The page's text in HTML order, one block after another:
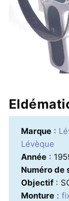
Marque:
Lévèque
Année:
Numéro de
Objectif:
Monture: